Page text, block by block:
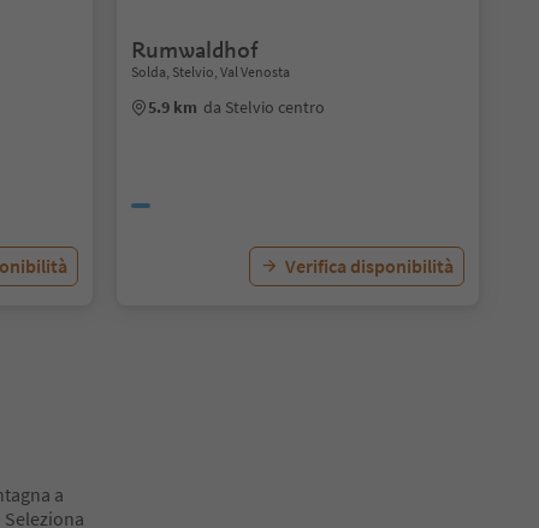
Rumwaldhof
Solda, Stelvio, Val Venosta
5.9 km da Stelvio centro
Verifica disponibilità
a